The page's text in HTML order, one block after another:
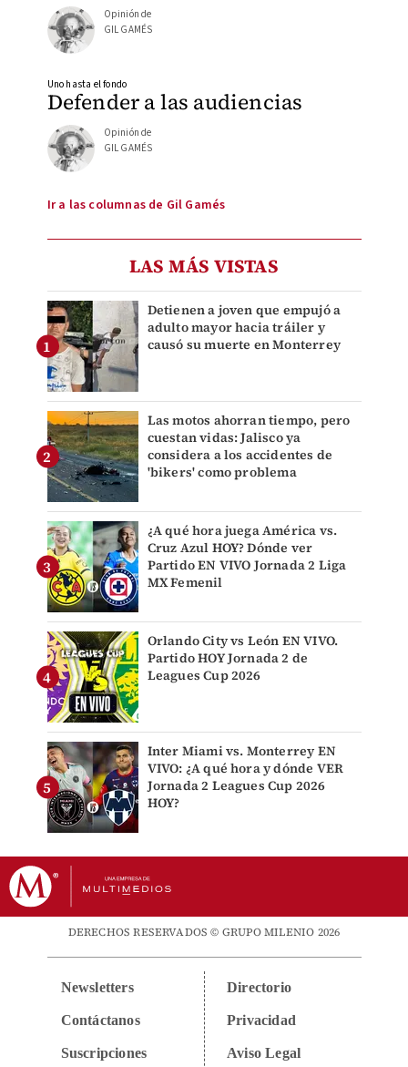
Opinión de
GIL GAMÉS
Defender a las audiencias
Uno hasta el fondo
Opinión de
GIL GAMÉS
Ir a las columnas de Gil Gamés
LAS MÁS VISTAS
Detienen a joven que empujó a
adulto mayor hacia tráiler y
causó su muerte en Monterrey
Las motos ahorran tiempo, pero
cuestan vidas: Jalisco ya
considera a los accidentes de
'bikers' como problema
¿A qué hora juega América vs.
Cruz Azul HOY? Dónde ver
Partido EN VIVO Jornada 2 Liga
MX Femenil
Orlando City vs León EN VIVO.
Partido HOY Jornada 2 de
Leagues Cup 2026
Inter Miami vs. Monterrey EN
VIVO: ¿A qué hora y dónde VER
Jornada 2 Leagues Cup 2026
HOY?
DERECHOS RESERVADOS © GRUPO MILENIO 2026
Newsletters
Contáctanos
Suscripciones
Directorio
Privacidad
Aviso Legal